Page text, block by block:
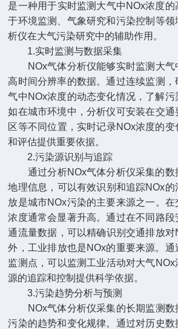
是一种用于实时监测大气中NOx浓度的
于环境监测、气象研究和污染控制等
析仪在大气污染研究中的辅助作用。
1.实时监测与数据采集
NOx气体分析仪能够实时监测大气
高时间分辨率的数据。通过连续监测
气中NOx浓度的动态变化情况，了解污
如在城市环境中，分析仪可安装在交
区等不同位置，实时记录NOx浓度的变
和评估提供重要依据。
2.污染源识别与追踪
通过分析NOx气体分析仪采集的数
地理信息，可以有效识别和追踪NOx的
放是城市NOx污染的主要来源之一。在
浓度通常会显著升高。通过在不同路段
通流量数据，可以精确识别交通排放
外，工业排放也是NOx的重要来源。
监测点，可以监测工业活动对大气
源的追踪和控制提供科学依据。
3.污染趋势分析与预测
NOx气体分析仪采集的长期监测数
污染的趋势和变化规律。通过对历史